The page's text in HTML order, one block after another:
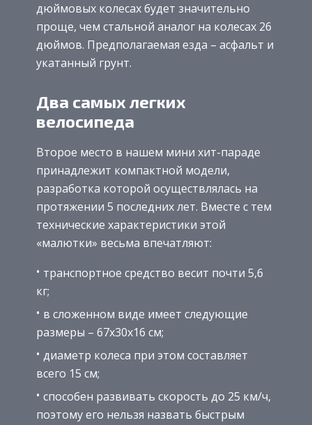
дюймовых колесах будет значительно
проще, чем стальной аналог на колесах 26
дюймов. Предполагаемая езда – асфальт и
укатанный грунт.
Два самых легких
велосипеда
Второе место в нашем мини хит-параде
принадлежит компактной модели,
разработка которой осуществлялась на
протяжении 5 последних лет. Вместе с тем
технические характеристики этой
«малютки» весьма впечатляют:
транспортное средство весит почти 5,6
кг;
в сложенном виде имеет следующие
размеры – 67х30х16 см;
диаметр колеса при этом составляет
всего 15 см;
способен развивать скорость до 25 км/ч,
поэтому его нельзя назвать быстрым